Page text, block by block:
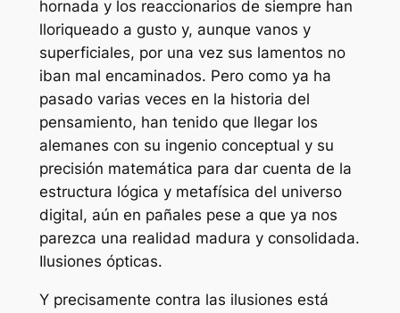
hornada y los reaccionarios de siempre han
lloriqueado a gusto y, aunque vanos y
superficiales, por una vez sus lamentos no
iban mal encaminados. Pero como ya ha
pasado varias veces en la historia del
pensamiento, han tenido que llegar los
alemanes con su ingenio conceptual y su
precisión matemática para dar cuenta de la
estructura lógica y metafísica del universo
digital, aún en pañales pese a que ya nos
parezca una realidad madura y consolidada.
Ilusiones ópticas.
Y precisamente contra las ilusiones está